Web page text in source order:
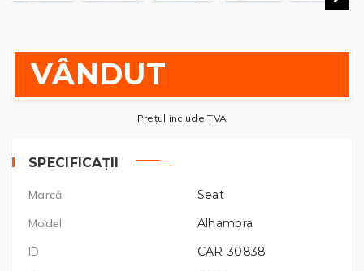
VÂNDUT
Prețul include TVA
SPECIFICAȚII
Marcă
Seat
Model
Alhambra
ID
CAR-30838